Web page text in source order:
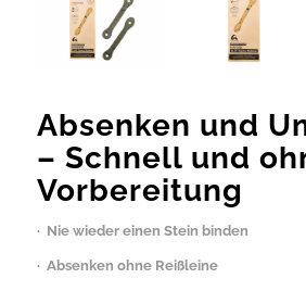
Absenken und
– Schnell und
Vorbereitung
· Nie wieder einen Stein binden
· Absenken ohne Reißleine